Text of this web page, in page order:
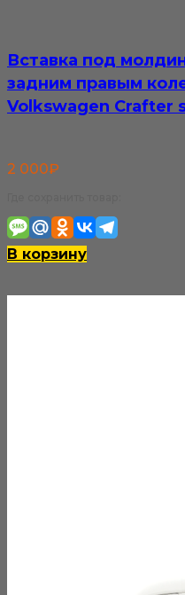
Вставка под
задним правым
Volkswagen Crafter
2 000₽
В корзину